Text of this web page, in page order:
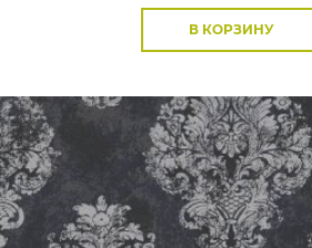
В КОРЗИНУ